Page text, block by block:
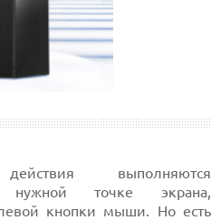
выполняются
нужной точке экрана,
кнопки мыши. Но есть